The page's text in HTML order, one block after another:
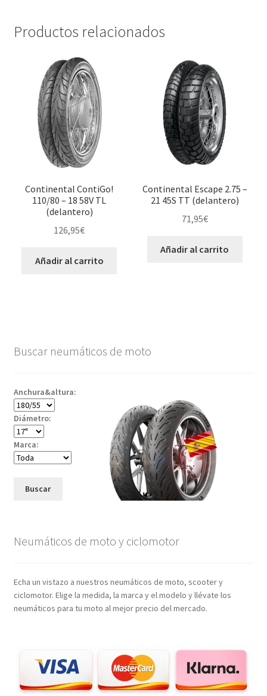
Productos relacionados
Continental ContiGo!
110/80 – 18 58V TL
(delantero)
126,95€
Añadir al carrito
Continental Escape 2.75 –
21 45S TT (delantero)
71,95€
Añadir al carrito
Buscar neumáticos de moto
Anchura&altura:
Diámetro:
Marca:
Buscar
Neumáticos de moto y ciclomotor
Echa un vistazo a nuestros neumáticos de moto, scooter y
ciclomotor. Elige la medida, la marca y el modelo y llévate los
neumáticos para tu moto al mejor precio del mercado.